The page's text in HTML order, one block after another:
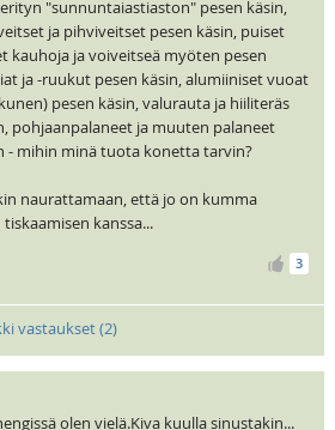
"sunnuntaiastiaston" pesen käsin,
ja pihviveitset pesen käsin, puiset
kauhoja ja voiveitseä myöten pesen
ja -ruukut pesen käsin, alumiiniset vuoat
pesen käsin, valurauta ja hiiliteräs
pohjaanpalaneet ja muuten palaneet
- mihin minä tuota konetta tarvin?
naurattamaan, että jo on kumma
kanssa...
3
vastaukset (2)
olen vielä.Kiva kuulla sinustakin...